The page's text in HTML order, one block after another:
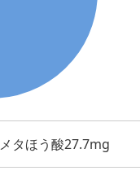
メタほう酸27.7mg